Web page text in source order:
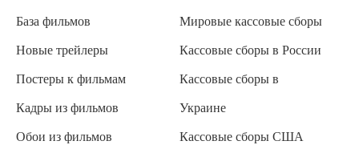
База фильмов
Новые трейлеры
Постеры к фильмам
Кадры из фильмов
Обои из фильмов
Мировые кассовые сборы
Кассовые сборы в России
Кассовые сборы в
Украине
Кассовые сборы США